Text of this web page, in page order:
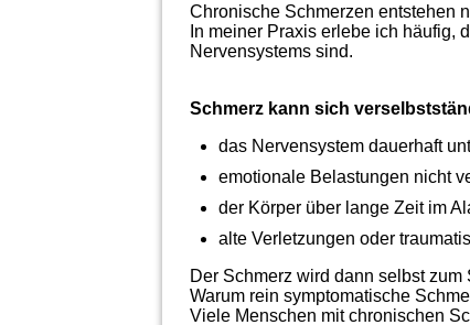
Chronische Schmerzen entstehen
In meiner Praxis erlebe ich häufig,
Nervensystems sind.
Schmerz kann sich
das Nervensystem dauerhaft
emotionale Belastungen nicht
der Körper über lange Zeit im
alte Verletzungen oder
Der Schmerz wird dann selbst
Warum rein symptomatische
Viele Menschen mit chronischen